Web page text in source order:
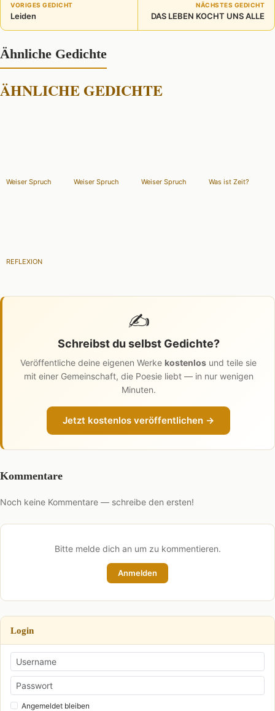
VORIGES GEDICHT
Leiden
NÄCHSTES GEDICHT
DAS LEBEN KOCHT UNS ALLE
Ähnliche Gedichte
ÄHNLICHE GEDICHTE
Weiser Spruch Weiser Spruch Weiser Spruch Was ist Zeit?
REFLEXION
✍️
Schreibst du selbst Gedichte?
Veröffentliche deine eigenen Werke kostenlos und teile sie
mit einer Gemeinschaft, die Poesie liebt — in nur wenigen
Minuten.
Jetzt kostenlos veröffentlichen →
Kommentare
Noch keine Kommentare — schreibe den ersten!
Bitte melde dich an um zu kommentieren.
Anmelden
Login
Angemeldet bleiben